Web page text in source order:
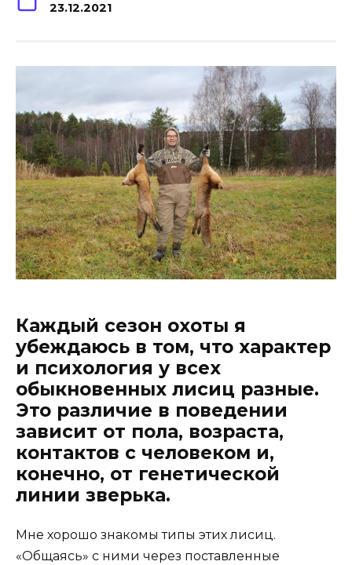
23.12.2021
Каждый сезон охоты я
убеждаюсь в том, что характер
и психология у всех
обыкновенных лисиц разные.
Это различие в поведении
зависит от пола, возраста,
контактов с человеком и,
конечно, от генетической
линии зверька.
Мне хорошо знакомы типы этих лисиц.
«Общаясь» с ними через поставленные